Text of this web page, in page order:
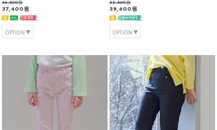
46,800원
37,400원
OPTION
52,800원
39,600원
OPTION